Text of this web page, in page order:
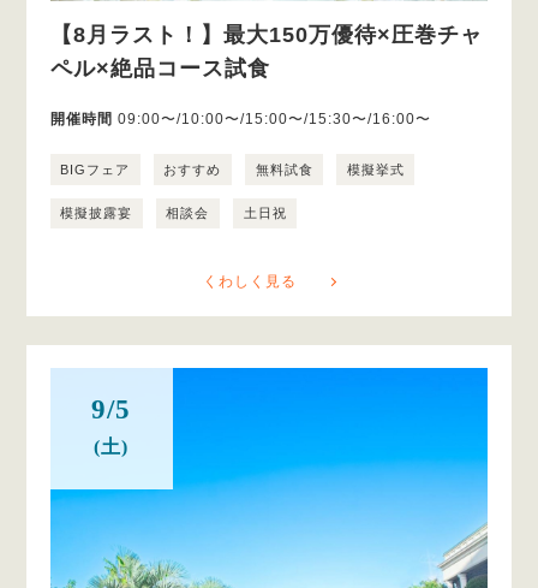
【8月ラスト！】最大150万優待×圧巻チャ
ペル×絶品コース試食
開催時間 09:00〜/10:00〜/15:00〜/15:30〜/16:00〜
BIGフェア おすすめ 無料試食 模擬挙式
模擬披露宴 相談会 土日祝
くわしく見る
9/5
(土)